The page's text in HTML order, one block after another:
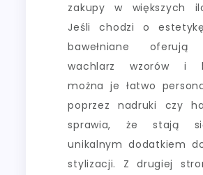
zakupy w większych
Jeśli chodzi o
bawełniane oferują
wachlarz wzorów i
można je łatwo
poprzez nadruki czy
sprawia, że stają
unikalnym dodatkiem
stylizacji. Z drugiej